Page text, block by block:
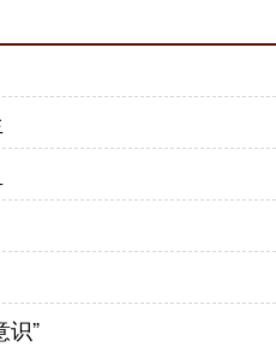
如果在治疗急暴病症
病机；或者用药力度不
于事。
，因患宫颈癌于20余日
可手术后20余日，仅转
，进而小便亦显不畅。医
，但用药物及其他疗法
腹手术。可是患者第一次
行剖腹，而且患者的全身
进食，呼吸迫促，身体
识”